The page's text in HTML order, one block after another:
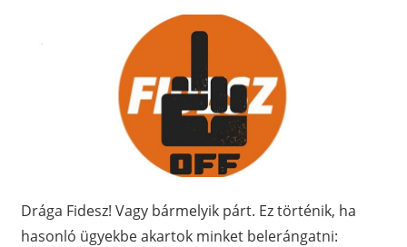
Drága Fidesz! Vagy bármelyik párt. Ez történik, ha
hasonló ügyekbe akartok minket belerángatni: